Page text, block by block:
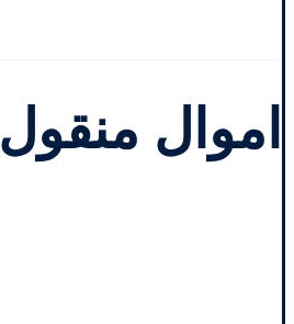
اموال منقول